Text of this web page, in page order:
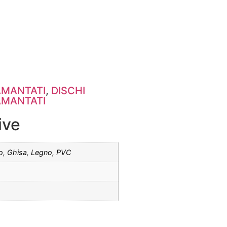
, DISCHI
, Ghisa, Legno, PVC